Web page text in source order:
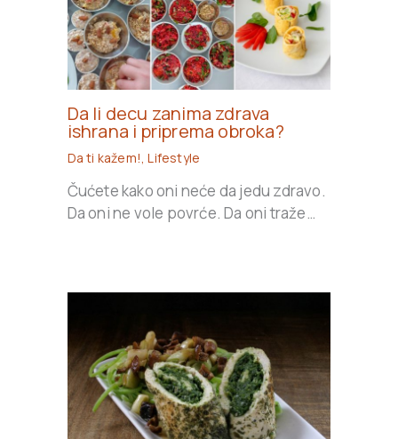
Da li decu zanima zdrava
ishrana i priprema obroka?
Da ti kažem! ,Lifestyle
Čućete kako oni neće da jedu zdravo.
Da oni ne vole povrće. Da oni traže…